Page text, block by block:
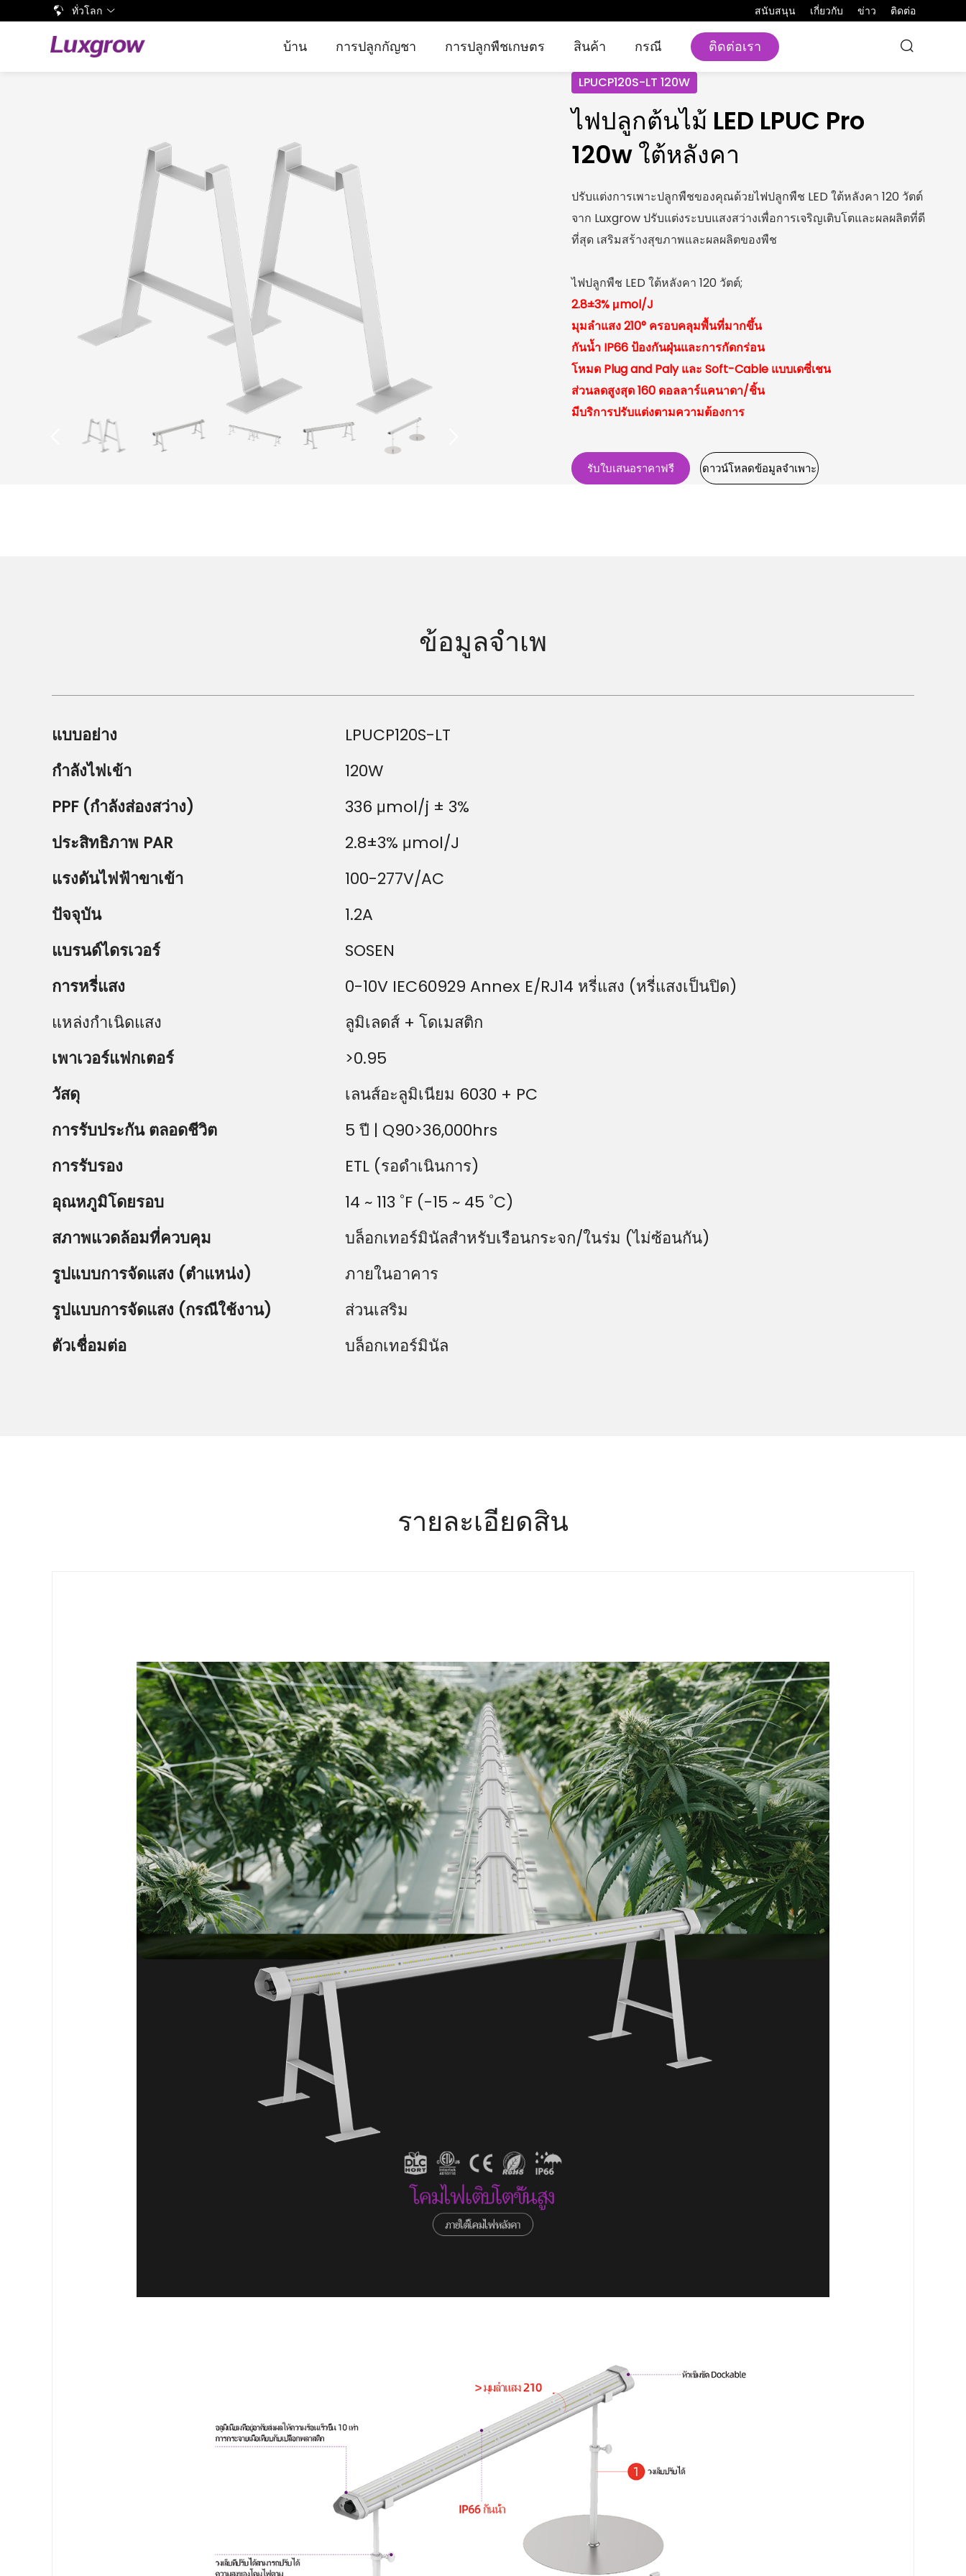
ทั่วโลก สนับสนุน เกี่ยวกับ ข่าว ติดต่อ
บ้าน การปลูกกัญชา
การเพาะปลูกกัญชาในเรือนกระจก
การปลูกพืชเกษตร สินค้า กรณี
การปลูกพืชเกษตร
ติดต่อเรา
LPUCP120S-LT 120W
ไฟปลูกต้นไม้ LED LPUC Pro
120w ใต้หลังคา
ปรับแต่งการเพาะปลูกพืชของคุณด้วยไฟปลูกพืช LED ใต้หลังคา 120 วัตต์
จาก Luxgrow ปรับแต่งระบบแสงสว่างเพื่อการเจริญเติบโตและผลผลิตที่ดี
ที่สุด เสริมสร้างสุขภาพและผลผลิตของพืช
ไฟปลูกพืช LED ใต้หลังคา 120 วัตต์;
2.8±3% μmol/J
มุมลำแสง 210° ครอบคลุมพื้นที่มากขึ้น
กันน้ำ IP66 ป้องกันฝุ่นและการกัดกร่อน
โหมด Plug and Paly และ Soft-Cable แบบเดซี่เชน
ส่วนลดสูงสุด 160 ดอลลาร์แคนาดา/ชิ้น
มีบริการปรับแต่งตามความต้องการ
รับใบเสนอราคาฟรี ดาวน์โหลดข้อมูลจำเพาะ
ข้อมูลจำเพ
แบบอย่าง
LPUCP120S-LT
กำลังไฟเข้า
120W
PPF (กำลังส่องสว่าง)
336 μmol/j ± 3%
ประสิทธิภาพ PAR
2.8±3% μmol/J
แรงดันไฟฟ้าขาเข้า
100-277V/AC
ปัจจุบัน
1.2A
แบรนด์ไดรเวอร์
SOSEN
การหรี่แสง
0-10V IEC60929 Annex E/RJ14 หรี่แสง (หรี่แสงเป็นปิด)
แหล่งกำเนิดแสง
ลูมิเลดส์ + โดเมสติก
เพาเวอร์แฟกเตอร์
>0.95
วัสดุ
เลนส์อะลูมิเนียม 6030 + PC
การรับประกัน ตลอดชีวิต
5 ปี | Q90>36,000hrs
การรับรอง
ETL (รอดำเนินการ)
อุณหภูมิโดยรอบ
14 ~ 113 ˚F (-15 ~ 45 ˚C)
สภาพแวดล้อมที่ควบคุม
บล็อกเทอร์มินัลสำหรับเรือนกระจก/ในร่ม (ไม่ซ้อนกัน)
รูปแบบการจัดแสง (ตำแหน่ง)
ภายในอาคาร
รูปแบบการจัดแสง (กรณีใช้งาน)
ส่วนเสริม
ตัวเชื่อมต่อ
บล็อกเทอร์มินัล
รายละเอียดสิน